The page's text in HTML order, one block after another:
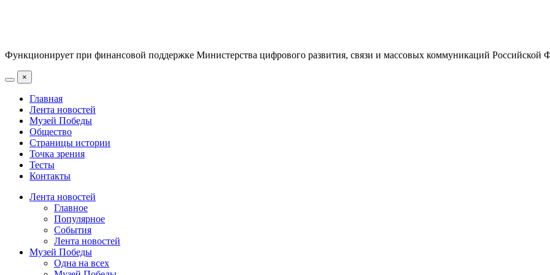
Функционирует при финансовой поддержке Министерства цифрового развития, связи и массовых коммуникаций Российской
×
Главная
Лента новостей
Музей Победы
Общество
Страницы истории
Точка зрения
Тесты
Контакты
Лента новостей
Главное
Популярное
События
Лента новостей
Музей Победы
Одна на всех